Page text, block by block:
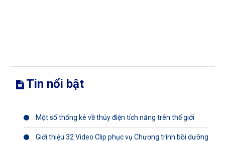
Tin nổi bật
Một số thống kê về thủy điện tích năng trên thế giới
Giới thiệu 32 Video Clip phục vụ Chương trình bồi dưỡng